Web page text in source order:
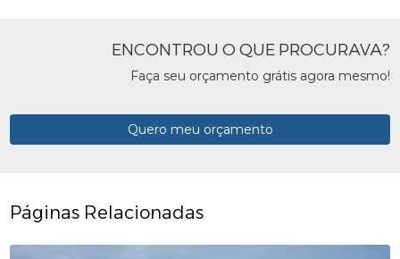
ENCONTROU O QUE PROCURAVA?
Faça seu orçamento grátis agora mesmo!
Quero meu orçamento
Páginas Relacionadas